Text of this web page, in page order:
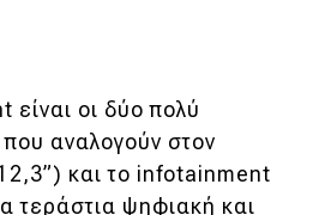
οι δύο πολύ
αναλογούν στον
και το infotainment
τεράστια ψηφιακή και